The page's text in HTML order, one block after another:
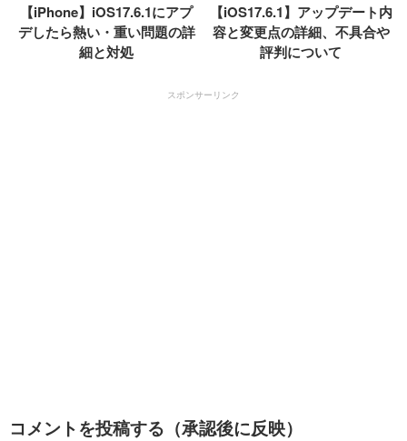
【iPhone】iOS17.6.1にアプ
デしたら熱い・重い問題の詳
細と対処
【iOS17.6.1】アップデート内
容と変更点の詳細、不具合や
評判について
スポンサーリンク
コメントを投稿する（承認後に反映）